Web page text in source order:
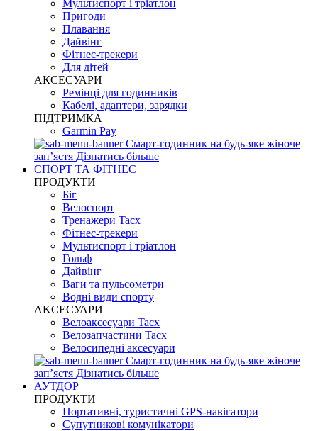
Мультиспорт і тріатлон
Пригоди
Плавання
Дайвінг
Фітнес-трекери
Для дітей
АКСЕСУАРИ
Ремінці для годинників
Кабелі, адаптери, зарядки
ПІДТРИМКА
Garmin Pay
Смарт-годинник на будь-яке жіноче
запʼястя Дізнатись більше
СПОРТ ТА ФІТНЕС
ПРОДУКТИ
Біг
Велоспорт
Тренажери Tacx
Фітнес-трекери
Мультиспорт і тріатлон
Гольф
Дайвінг
Ваги та пульсометри
Водні види спорту
AKCЕСУАРИ
Велоаксесуари Tacx
Велозапчастини Tacx
Велосипедні аксесуари
Смарт-годинник на будь-яке жіноче
запʼястя Дізнатись більше
АУТДОР
ПРОДУКТИ
Портативні, туристичні GPS-навігатори
Супутникові комунікатори